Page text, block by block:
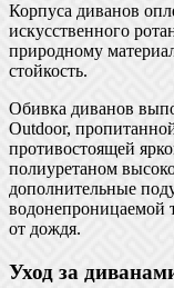
Корпуса диванов
искусственного
природному
стойкость.
Обивка диванов
Outdoor,
противостоящей
полиуретаном
дополнительные
водонепроницаемой
от дождя.
Уход за